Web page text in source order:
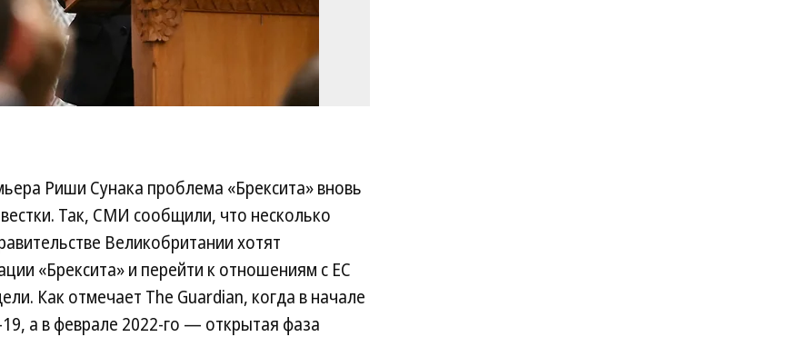
Риши Сунака проблема «Брексита» вновь
Так, СМИ сообщили, что несколько
Великобритании хотят
«Брексита» и перейти к отношениям с ЕС
Как отмечает The Guardian, когда в начале
а в феврале 2022-го — открытая фаза